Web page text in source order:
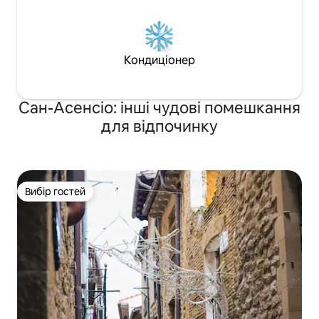
Кондиціонер
Сан-Асенсіо: інші чудові помешкання
для відпочинку
Вибір гостей
Вибір гостей